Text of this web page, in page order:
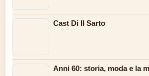
Cast Di Il Sarto
Anni 60: storia, moda e la